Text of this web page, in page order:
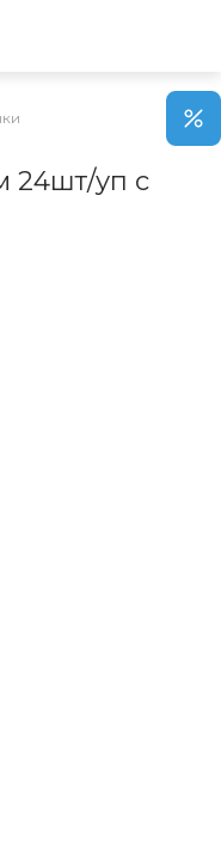
24шт/уп с